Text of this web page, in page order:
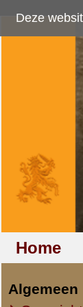
Deze website van
Home
Algemeen
Overzicht op
Overzicht op
IIe Legerkorps
Stafkwartier IIe
IVe Divisie